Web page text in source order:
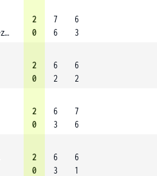
Ramirez-Hidalgo
2
0
7
6
6
3
2
0
6
2
6
2
2
0
6
3
7
6
2
0
6
3
6
1